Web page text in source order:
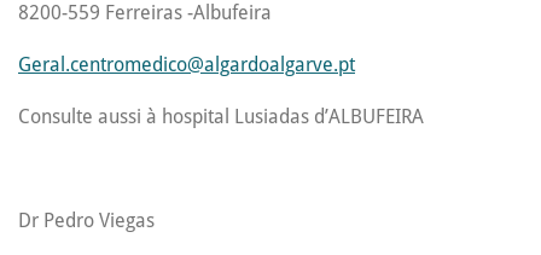
8200-559 Ferreiras -Albufeira
Geral.centromedico@algardoalgarve.pt
Consulte aussi à hospital Lusiadas d’ALBUFEIRA
Dr Pedro Viegas